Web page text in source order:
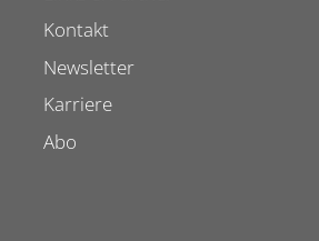
Kontakt
Newsletter
Karriere
Abo